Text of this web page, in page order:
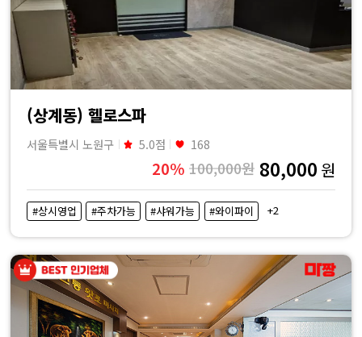
(상계동) 헬로스파
서울특별시 노원구 5.0점 168
20% 100,000원 80,000 원
#상시영업 #주차가능 #샤워가능 #와이파이 +2